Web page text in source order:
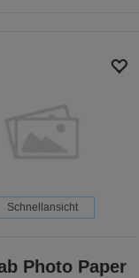
Schnellansicht
Photo Paper